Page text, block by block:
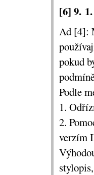
[6] 9.
Ad [4]:
pokud
Podle
1.
2.
verzím